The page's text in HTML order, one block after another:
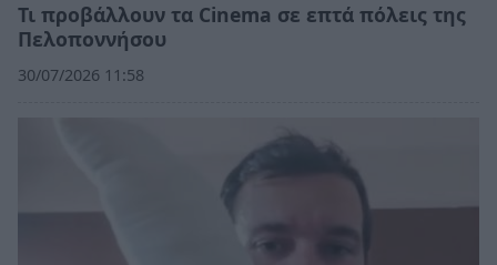
Τι προβάλλουν τα Cinema σε επτά πόλεις της
Πελοποννήσου
30/07/2026 11:58